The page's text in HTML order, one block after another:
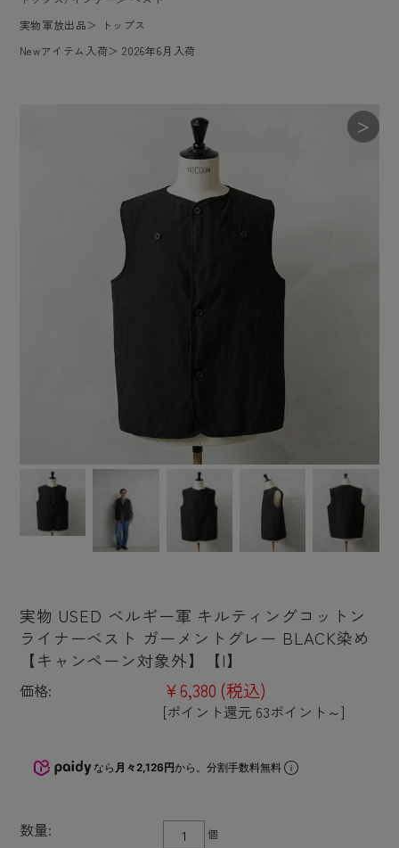
実物軍放出品＞
トップス
Newアイテム入荷＞2026年6月入荷
＞
実物 USED ベルギー軍 キルティングコットン
ライナーベスト ガーメントグレー BLACK染め
【キャンペーン対象外】【I】
価格: ¥6,380 (税込)
[ポイント還元 63ポイント～]
なら 月々2,126円から。分割手数料無料
数量: 個